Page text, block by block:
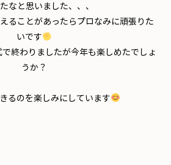
なと思いました、、、
ることがあったらプロなみに頑張りた
いです
終わりましたが今年も楽しめたでしょ
うか？
るのを楽しみにしています